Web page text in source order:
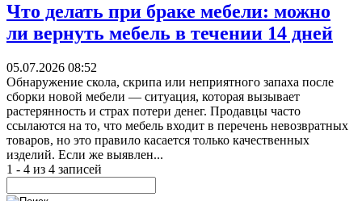
Что делать при браке мебели: можно
ли вернуть мебель в течении 14 дней
05.07.2026 08:52
Обнаружение скола, скрипа или неприятного запаха после
сборки новой мебели — ситуация, которая вызывает
растерянность и страх потери денег. Продавцы часто
ссылаются на то, что мебель входит в перечень невозвратных
товаров, но это правило касается только качественных
изделий. Если же выявлен...
1 - 4 из 4 записей